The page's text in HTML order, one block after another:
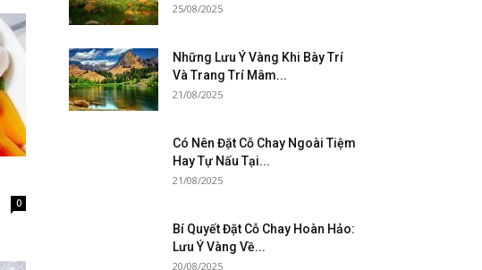
0
25/08/2025
Những Lưu Ý Vàng Khi Bày Trí
Và Trang Trí Mâm...
21/08/2025
Có Nên Đặt Cỗ Chay Ngoài Tiệm
Hay Tự Nấu Tại...
21/08/2025
Bí Quyết Đặt Cỗ Chay Hoàn Hảo:
Lưu Ý Vàng Về...
20/08/2025